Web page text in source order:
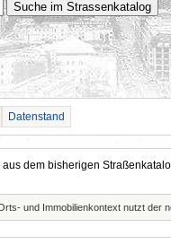
Datenstand
dem bisherigen
und Immobilienkontext nutzt